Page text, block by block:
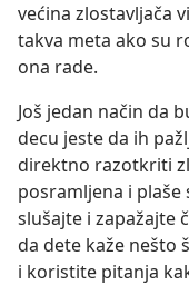
većina zlostavljača
takva meta ako su
ona rade.
Još jedan način da
decu jeste da ih
direktno razotkriti
posramljena i plaše
slušajte i zapažajte
da dete kaže nešto
i koristite pitanja